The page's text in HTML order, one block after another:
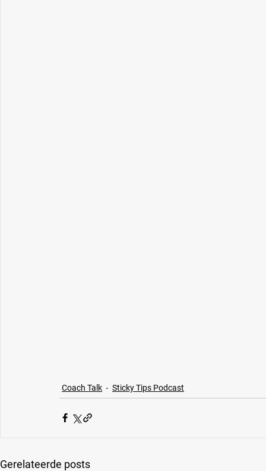
Coach Talk Sticky Tips Podcast
Gerelateerde posts